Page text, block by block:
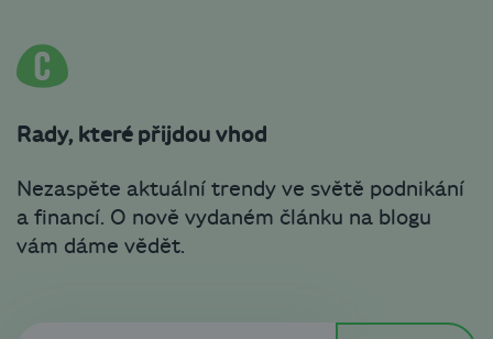
Rady, které přijdou vhod
Nezaspěte aktuální trendy ve světě podnikání
a financí. O nově vydaném článku na blogu
vám dáme vědět.